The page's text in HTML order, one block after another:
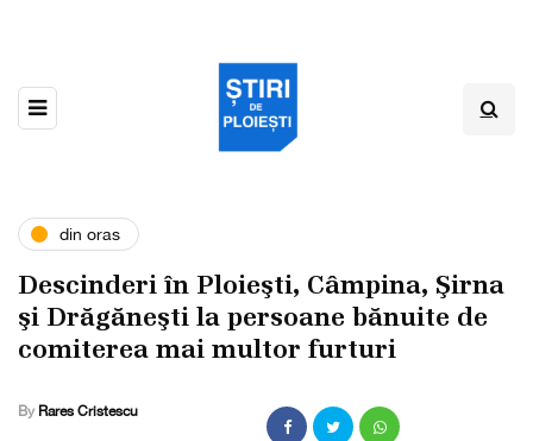
din oras
Descinderi în Ploieşti, Câmpina, ­Şirna
şi Drăgăneşti la persoane bănuite de
comiterea mai multor furturi
By Rares Cristescu